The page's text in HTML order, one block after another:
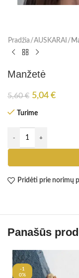
Pradžia AUSKARAI
Manžetė
5,60€ 5,04 €
Turime
Pridėti prie norimų
Panašūs
-1
0%